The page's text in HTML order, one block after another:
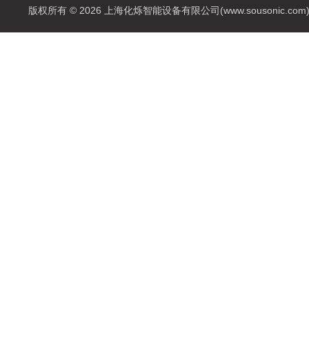
版权所有 © 2026 上海化烁智能设备有限公司